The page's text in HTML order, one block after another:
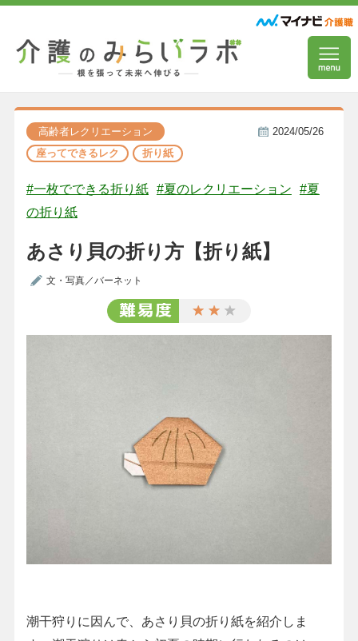
高齢者レクリエーション
座ってできるレク
折り紙
2024/05/26
#一枚でできる折り紙 #夏のレクリエーション
#夏
の折り紙
あさり貝の折り方【折り紙】
文・写真／バーネット
潮干狩りに因んで、あさり貝の折り紙を紹介しま